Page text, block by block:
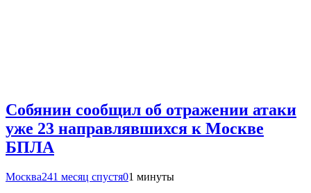
Собянин сообщил об отражении атаки
уже 23 направлявшихся к Москве
БПЛА
Москва241 месяц спустя01 минуты